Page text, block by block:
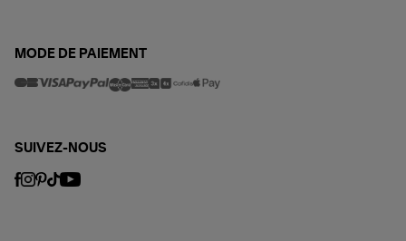
MODE DE PAIEMENT
SUIVEZ-NOUS